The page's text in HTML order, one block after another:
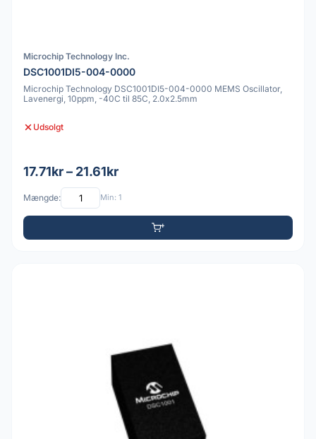
Microchip Technology Inc.
DSC1001DI5-004-0000
Microchip Technology DSC1001DI5-004-0000 MEMS Oscillator,
Lavenergi, 10ppm, -40C til 85C, 2.0x2.5mm
Udsolgt
17.71kr – 21.61kr
Mængde: Min: 1